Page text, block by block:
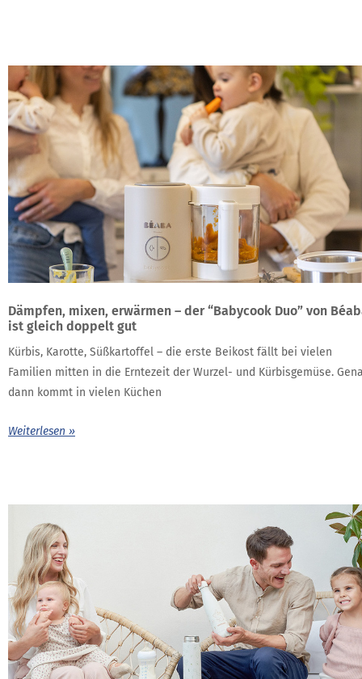
Dämpfen, mixen, erwärmen – der “Babycook Duo” von
ist gleich doppelt gut
Kürbis, Karotte, Süßkartoffel – die erste Beikost fällt bei vielen
Familien mitten in die Erntezeit der Wurzel- und Kürbisgemüse.
dann kommt in vielen Küchen
Weiterlesen »